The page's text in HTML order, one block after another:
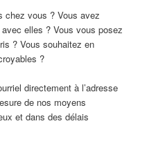
chez vous ? Vous avez
elles ? Vous vous posez
? Vous souhaitez en
?
directement à l’adresse
de nos moyens
et dans des délais